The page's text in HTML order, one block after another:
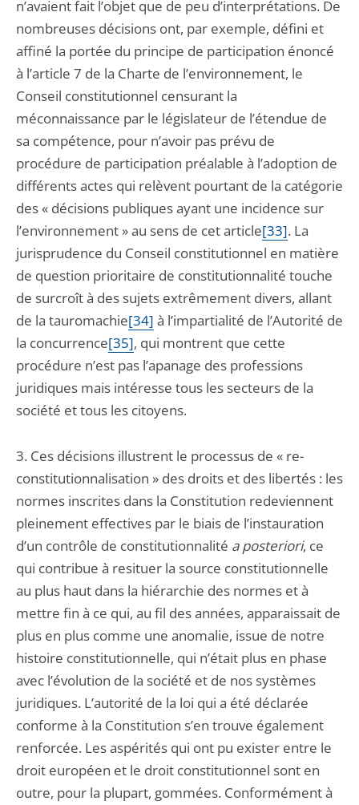
n’avaient fait l’objet que de peu d’interprétations. De
nombreuses décisions ont, par exemple, défini et
affiné la portée du principe de participation énoncé
à l’article 7 de la Charte de l’environnement, le
Conseil constitutionnel censurant la
méconnaissance par le législateur de l’étendue de
sa compétence, pour n’avoir pas prévu de
procédure de participation préalable à l’adoption de
différents actes qui relèvent pourtant de la catégorie
des « décisions publiques ayant une incidence sur
l’environnement » au sens de cet article[33]. La
jurisprudence du Conseil constitutionnel en matière
de question prioritaire de constitutionnalité touche
de surcroît à des sujets extrêmement divers, allant
de la tauromachie[34] à l’impartialité de l’Autorité de
la concurrence[35], qui montrent que cette
procédure n’est pas l’apanage des professions
juridiques mais intéresse tous les secteurs de la
société et tous les citoyens.
3. Ces décisions illustrent le processus de « re-
constitutionnalisation » des droits et des libertés : les
normes inscrites dans la Constitution redeviennent
pleinement effectives par le biais de l’instauration
d’un contrôle de constitutionnalité a posteriori, ce
qui contribue à resituer la source constitutionnelle
au plus haut dans la hiérarchie des normes et à
mettre fin à ce qui, au fil des années, apparaissait de
plus en plus comme une anomalie, issue de notre
histoire constitutionnelle, qui n’était plus en phase
avec l’évolution de la société et de nos systèmes
juridiques. L’autorité de la loi qui a été déclarée
conforme à la Constitution s’en trouve également
renforcée. Les aspérités qui ont pu exister entre le
droit européen et le droit constitutionnel sont en
outre, pour la plupart, gommées. Conformément à